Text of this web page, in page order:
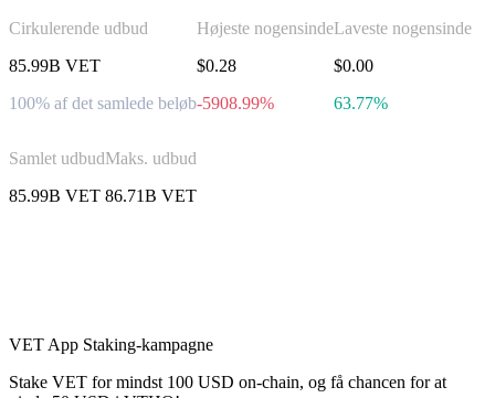
Cirkulerende udbud
85.99B VET
100% af det samlede beløb
Højeste nogensinde
$0.28
-5908.99%
Laveste nogensinde
$0.00
63.77%
Samlet udbud
85.99B VET
Maks. udbud
86.71B VET
VET App Staking-kampagne
Stake VET for mindst 100 USD on-chain, og få chancen for at